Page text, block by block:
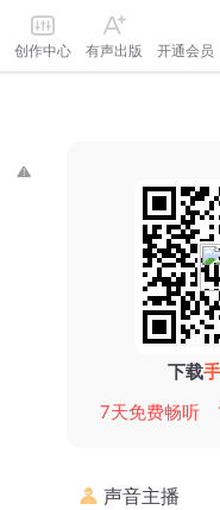
创作中心 有声出版 开通会员
下载
7天免费畅听
声音主播